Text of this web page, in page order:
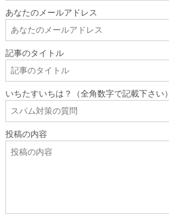
あなたのメールアドレス
記事のタイトル
いちたすいちは？（全角数字で記載下さい）
投稿の内容